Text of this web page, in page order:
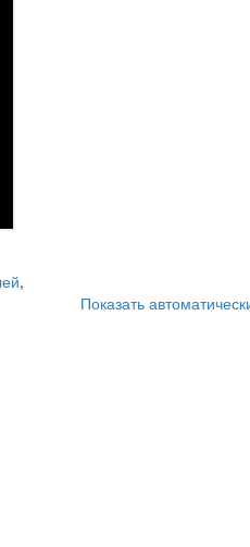
,
Показать